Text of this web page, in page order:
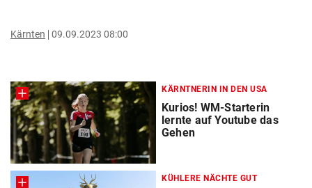
Kärnten 09.09.2023 08:00
KÄRNTNERIN IN DEN USA
Kurios! WM-Starterin
lernte auf Youtube das
Gehen
KÜHLERE NÄCHTE GUT